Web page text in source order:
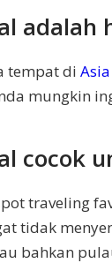
adalah
tempat di
mungkin
cocok
traveling
tidak
bahkan